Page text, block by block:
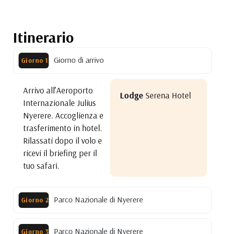
Itinerario
Giorno 1 Giorno di arrivo
Arrivo all’Aeroporto
Internazionale Julius
Nyerere. Accoglienza e
trasferimento in hotel.
Rilassati dopo il volo e
ricevi il briefing per il
tuo safari.
LodgeSerena Hotel
Giorno 2 Parco Nazionale di Nyerere
Giorno 3 Parco Nazionale di Nyerere